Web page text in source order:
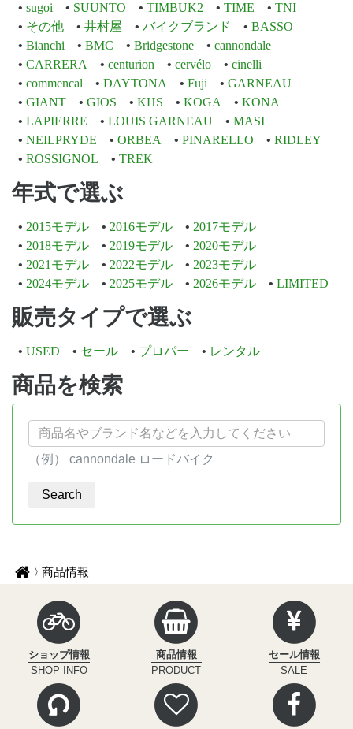
sugoi
SUUNTO TIMBUK2 TIME
TNI
その他
井村屋 バイクブランド
BASSO
Bianchi
BMC Bridgestone
cannondale
CARRERA
centurion cervélo
cinelli
commencal
DAYTONA Fuji
GARNEAU
GIANT
GIOS KHS KOGA
KONA
LAPIERRE
LOUIS GARNEAU
MASI
NEILPRYDE
ORBEA PINARELLO
RIDLEY
ROSSIGNOL
TREK
年式で選ぶ
2015モデル 2016モデル
2017モデル
2018モデル
2019モデル
2020モデル
2021モデル
2022モデル
2023モデル
2024モデル
2025モデル 2026モデル LIMITED
販売タイプで選ぶ
USED セール プロパー レンタル
商品を検索
（例） cannondale ロードバイク
パ
ナ
サ
ク
ル
イ
ン
フ
ィ
ニ
商品情報
ショップ情報
SHOP INFO
商品情報
PRODUCT
セール情報
SALE